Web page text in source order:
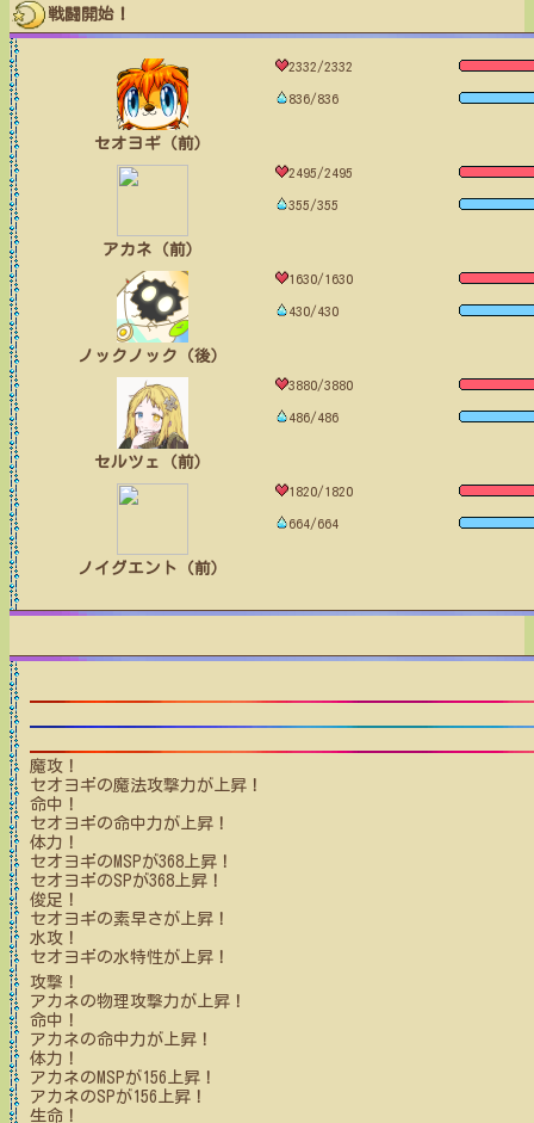
戦闘開始！
セオヨギ（前）
2332/2332
836/836
アカネ（前）
2495/2495
355/355
ノックノック（後）
1630/1630
430/430
セルツェ（前）
3880/3880
486/486
ノイグエント（前）
1820/1820
664/664
魔攻！
セオヨギの魔法攻撃力が上昇！
命中！
セオヨギの命中力が上昇！
体力！
セオヨギのMSPが368上昇！
セオヨギのSPが368上昇！
俊足！
セオヨギの素早さが上昇！
水攻！
セオヨギの水特性が上昇！
攻撃！
アカネの物理攻撃力が上昇！
命中！
アカネの命中力が上昇！
体力！
アカネのMSPが156 上昇！
アカネのSPが156 上昇！
生命！